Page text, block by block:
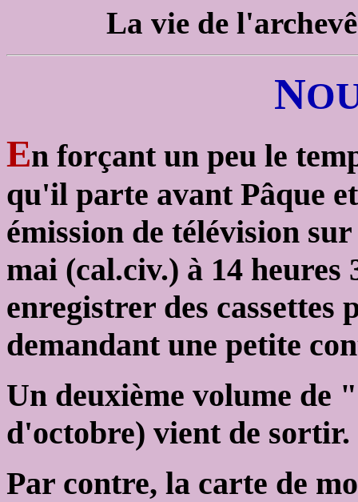
La vie de
N
En forçant un peu le
qu'il parte avant Pâque
émission de télévision
mai (cal.civ.) à 14
enregistrer des cassettes
demandant une petite
Un deuxième volume de
d'octobre) vient de sortir.
Par contre, la carte de